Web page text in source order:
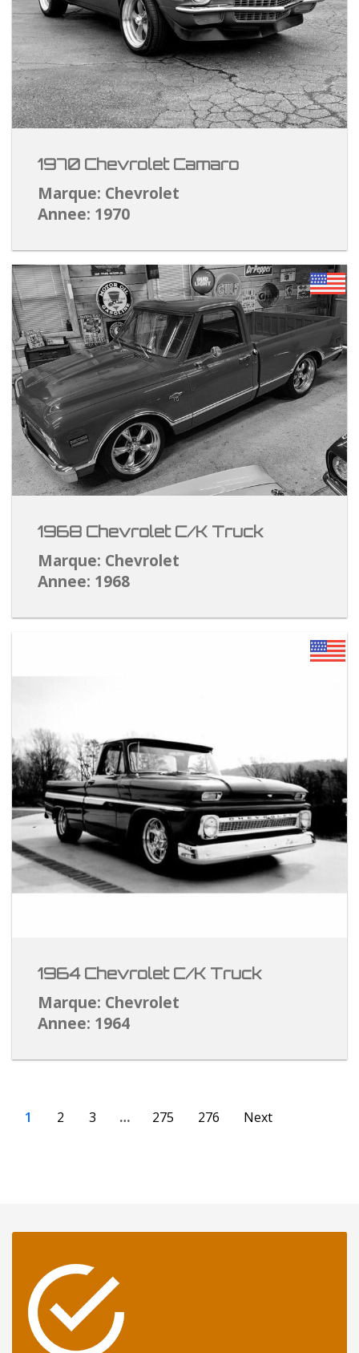
1970 Chevrolet Camaro
Marque: Chevrolet
Annee: 1970
1968 Chevrolet C/K Truck
Marque: Chevrolet
Annee: 1968
1964 Chevrolet C/K Truck
Marque: Chevrolet
Annee: 1964
1 2 3 … 275 276 Next